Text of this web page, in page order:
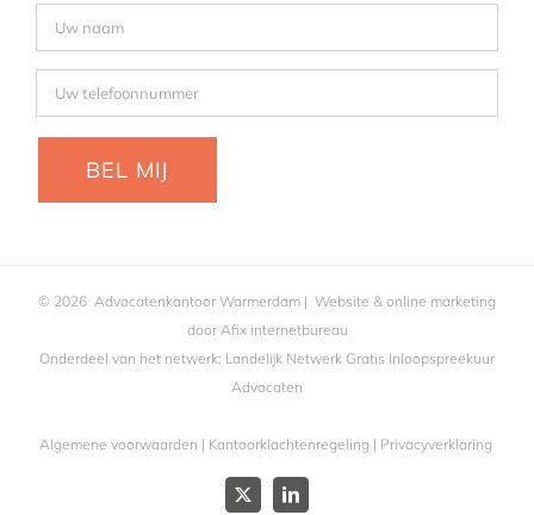
© 2026 Advocatenkantoor Warmerdam | Website & online marketing
door Afix internetbureau
Onderdeel van het netwerk: Landelijk Netwerk Gratis Inloopspreekuur
Advocaten
Algemene voorwaarden | Kantoorklachtenregeling | Privacyverklaring
X LinkedIn